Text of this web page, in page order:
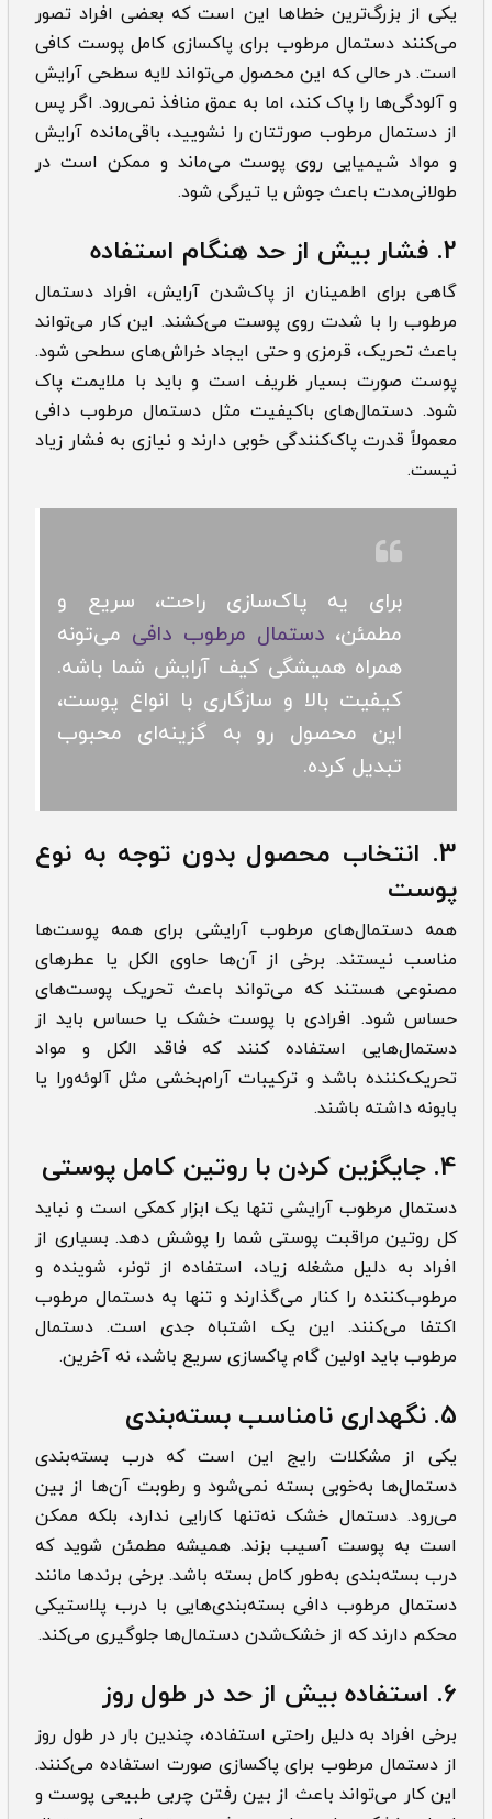
یکی از بزرگ‌ترین خطاها این است که بعضی افراد تصور
می‌کنند دستمال مرطوب برای پاکسازی کامل پوست کافی
است. در حالی که این محصول می‌تواند لایه سطحی آرایش
و آلودگی‌ها را پاک کند، اما به عمق منافذ نمی‌رود. اگر پس
از دستمال مرطوب صورتتان را نشویید، باقی‌مانده آرایش
و مواد شیمیایی روی پوست می‌ماند و ممکن است در
طولانی‌مدت باعث جوش یا تیرگی شود.
2. فشار بیش از حد هنگام استفاده
گاهی برای اطمینان از پاک‌شدن آرایش، افراد دستمال
مرطوب را با شدت روی پوست می‌کشند. این کار می‌تواند
باعث تحریک، قرمزی و حتی ایجاد خراش‌های سطحی شود.
پوست صورت بسیار ظریف است و باید با ملایمت پاک
شود. دستمال‌های باکیفیت مثل دستمال مرطوب دافی
معمولاً قدرت پاک‌کنندگی خوبی دارند و نیازی به فشار زیاد
نیست.
برای یه پاک‌سازی راحت، سریع و
مطمئن،دستمال مرطوب دافی می‌تونه
همراه همیشگی کیف آرایش شما باشه.
کیفیت بالا و سازگاری با انواع پوست،
این محصول رو به گزینه‌ای محبوب
تبدیل کرده.
3. انتخاب محصول بدون توجه به نوع
پوست
همه دستمال‌های مرطوب آرایشی برای همه پوست‌ها
مناسب نیستند. برخی از آن‌ها حاوی الکل یا عطرهای
مصنوعی هستند که می‌تواند باعث تحریک پوست‌های
حساس شود. افرادی با پوست خشک یا حساس باید از
دستمال‌هایی استفاده کنند که فاقد الکل و مواد
تحریک‌کننده باشد و ترکیبات آرام‌بخشی مثل آلوئه‌ورا یا
بابونه داشته باشند.
4. جایگزین کردن با روتین کامل پوستی
دستمال مرطوب آرایشی تنها یک ابزار کمکی است و نباید
کل روتین مراقبت پوستی شما را پوشش دهد. بسیاری از
افراد به دلیل مشغله زیاد، استفاده از تونر، شوینده و
مرطوب‌کننده را کنار می‌گذارند و تنها به دستمال مرطوب
اکتفا می‌کنند. این یک اشتباه جدی است. دستمال
مرطوب باید اولین گام پاکسازی سریع باشد، نه آخرین.
5. نگهداری نامناسب بسته‌بندی
یکی از مشکلات رایج این است که درب بسته‌بندی
دستمال‌ها به‌خوبی بسته نمی‌شود و رطوبت آن‌ها از بین
می‌رود. دستمال خشک نه‌تنها کارایی ندارد، بلکه ممکن
است به پوست آسیب بزند. همیشه مطمئن شوید که
درب بسته‌بندی به‌طور کامل بسته باشد. برخی برندها مانند
دستمال مرطوب دافی بسته‌بندی‌هایی با درب پلاستیکی
محکم دارند که از خشک‌شدن دستمال‌ها جلوگیری می‌کند.
6. استفاده بیش از حد در طول روز
برخی افراد به دلیل راحتی استفاده، چندین بار در طول روز
از دستمال مرطوب برای پاکسازی صورت استفاده می‌کنند.
این کار می‌تواند باعث از بین رفتن چربی طبیعی پوست و